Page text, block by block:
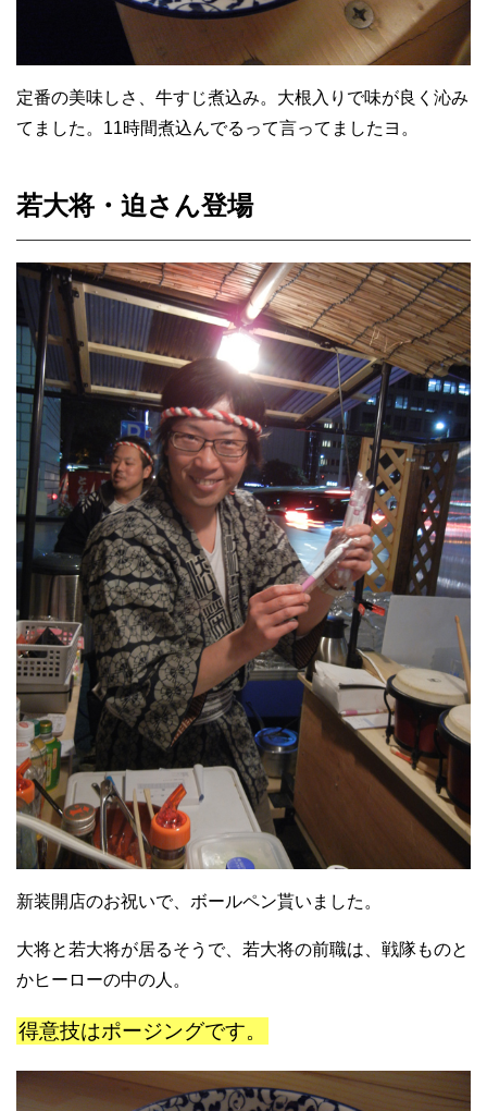
定番の美味しさ、牛すじ煮込み。大根入りで味が良く沁み
てました。11時間煮込んでるって言ってましたヨ。
若大将・迫さん登場
新装開店のお祝いで、ボールペン貰いました。
大将と若大将が居るそうで、若大将の前職は、戦隊ものと
かヒーローの中の人。
得意技はポージングです。